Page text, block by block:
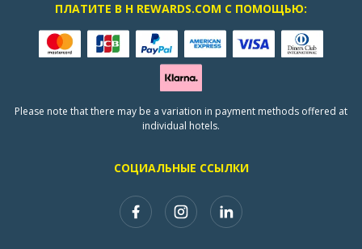
СОЦИАЛЬНЫЕ ССЫЛКИ
ПЛАТИТЕ В H REWARDS.COM С ПОМОЩЬЮ:
Please note that there may be a variation in payment methods offered at
individual hotels.